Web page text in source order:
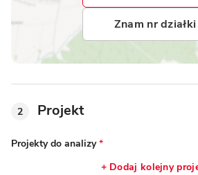
Znam nr działki
2 Projekt
Projekty do analizy *
+ Dodaj kolejny